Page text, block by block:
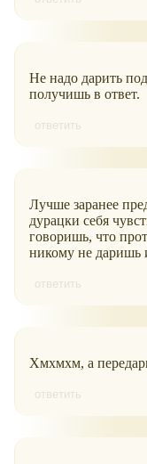
Не надо дарить
получишь в ответ.
ответить
Лучше заранее
дурацки себя
говоришь, что
никому не даришь
ответить
Хмхмхм, а
ответить